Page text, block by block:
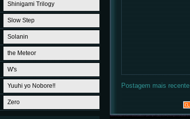
Shinigami Trilogy
Slow Step
Solanin
the Meteor
W's
Yuuhi yo Nobore!!
Zero
Postagem mais recente